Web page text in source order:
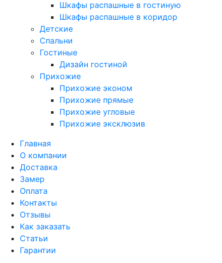
Шкафы распашные в гостиную
Шкафы распашные в коридор
Детские
Спальни
Гостиные
Дизайн гостиной
Прихожие
Прихожие эконом
Прихожие прямые
Прихожие угловые
Прихожие эксклюзив
Главная
О компании
Доставка
Замер
Оплата
Контакты
Отзывы
Как заказать
Статьи
Гарантии